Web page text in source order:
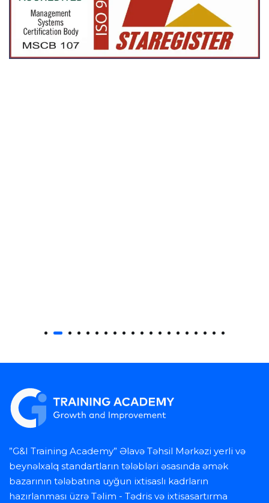
”G&I Training Academy” Əlavə Təhsil Mərkəzi yerli və
beynəlxalq standartların tələbləri əsasında əmək
bazarının tələbatına uyğun ixtisaslı kadrların
hazırlanması üzrə Təlim - Tədris və ixtisasartırma